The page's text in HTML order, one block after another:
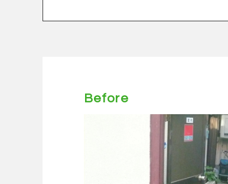
Before